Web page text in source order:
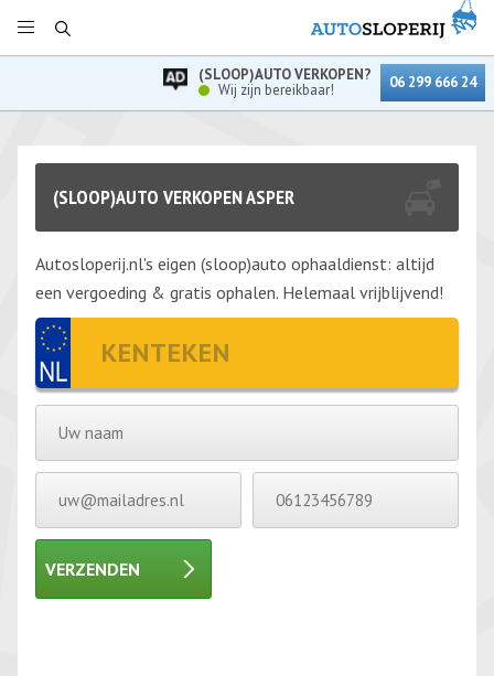
(SLOOP)AUTO VERKOPEN?
Wij zijn bereikbaar!
06 299 666 24
(SLOOP)AUTO VERKOPEN ASPER
Autosloperij.nl's eigen (sloop)auto ophaaldienst: altijd
een vergoeding & gratis ophalen. Helemaal vrijblijvend!
VERZENDEN